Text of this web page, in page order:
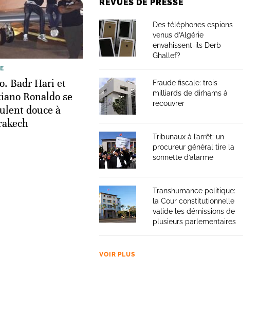
Badr Hari et
Ronaldo se
douce à
REVUES DE PRESSE
Des téléphones espions
venus d’Algérie
envahissent-ils Derb
Ghallef?
Fraude fiscale: trois
milliards de dirhams à
recouvrer
Tribunaux à l’arrêt: un
procureur général tire la
sonnette d’alarme
Transhumance politique:
la Cour constitutionnelle
valide les démissions de
plusieurs parlementaires
VOIR PLUS